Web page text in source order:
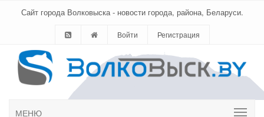
Сайт города Волковыска - новости города, района, Беларуси.
Войти Регистрация
МЕНЮ